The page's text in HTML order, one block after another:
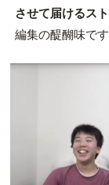
させて届けるス
編集の醍醐味です